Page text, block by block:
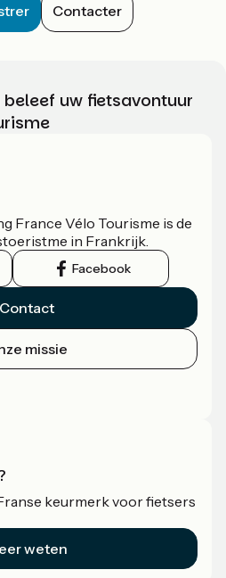
Contacter
beleef uw fietsavontuur
France Vélo Tourisme is de
in Frankrijk.
Facebook
Contact
missie
keurmerk voor fietsers
weten